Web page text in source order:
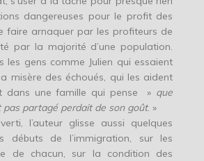
dangereuses pour le profit des
faire arnaquer par les profiteurs de
par la majorité d’une population.
les gens comme Julien qui essaient
misère des échoués, qui les aident
dans une famille qui pense » que
pas partagé perdait de son goût. »
l’auteur glisse aussi quelques
débuts de l’immigration, sur les
de chacun, sur la condition des